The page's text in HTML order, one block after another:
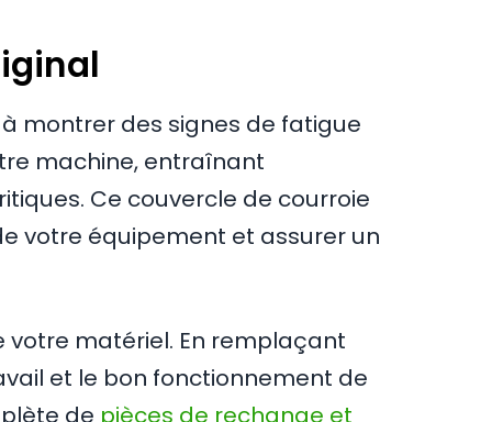
montrer des signes de fatigue
machine, entraînant
Ce couvercle de courroie
votre équipement et assurer un
votre matériel. En remplaçant
et le bon fonctionnement de
de pièces de rechange et